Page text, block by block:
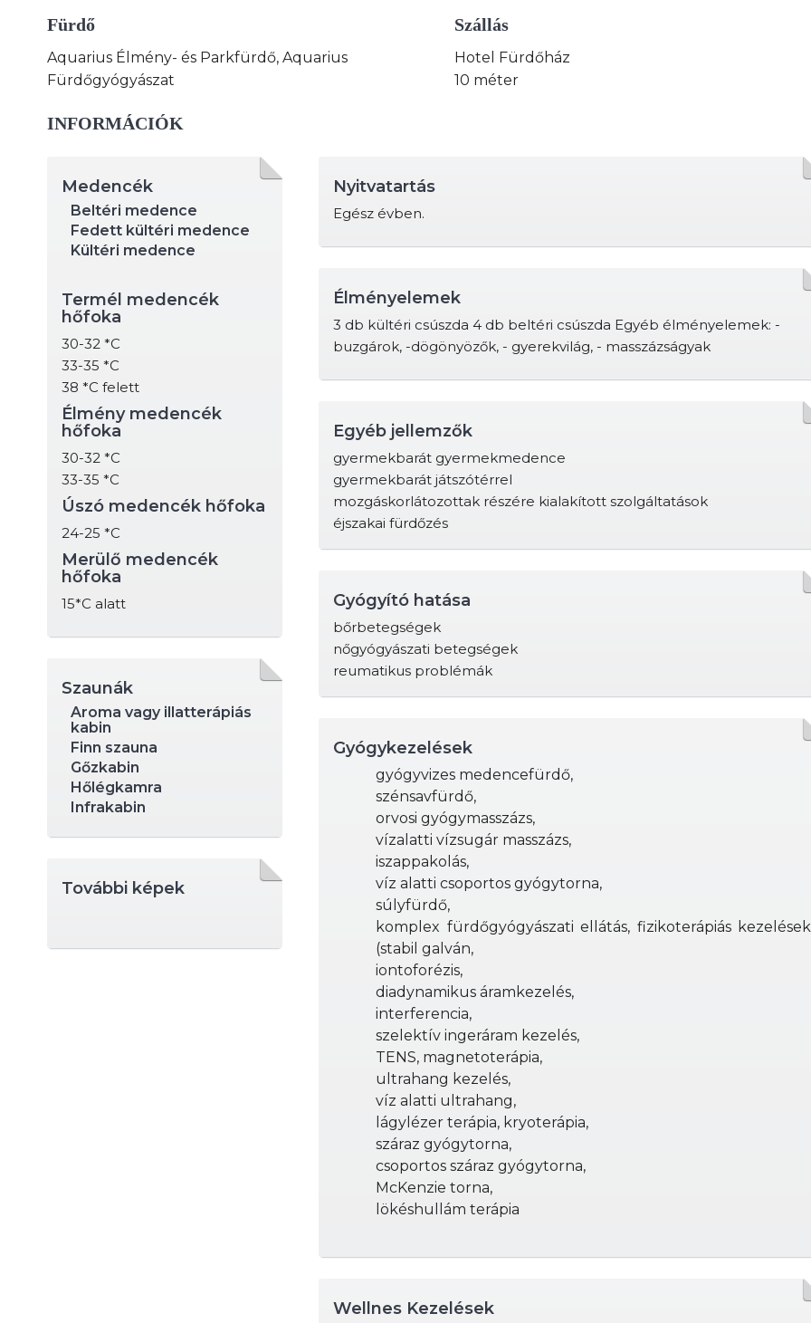
Fürdő
Aquarius Élmény- és Parkfürdő, Aquarius
Fürdőgyógyászat
Szállás
Hotel Fürdőház
10 méter
INFORMÁCIÓK
Medencék
Beltéri medence
Fedett kültéri medence
Kültéri medence
Termél medencék
hőfoka
30-32 *C
33-35 *C
38 *C felett
Élmény medencék
hőfoka
30-32 *C
33-35 *C
Úszó medencék hőfoka
24-25 *C
Merülő medencék
hőfoka
15*C alatt
Szaunák
Aroma vagy illatterápiás
kabin
Finn szauna
Gőzkabin
Hőlégkamra
Infrakabin
További képek
Nyitvatartás
Egész évben.
Élményelemek
3 db kültéri csúszda 4 db beltéri csúszda Egyéb élményelemek: -
buzgárok, -dögönyözők, - gyerekvilág, - masszázságyak
Egyéb jellemzők
gyermekbarát gyermekmedence
gyermekbarát játszótérrel
mozgáskorlátozottak részére kialakított szolgáltatások
éjszakai fürdőzés
Gyógyító hatása
bőrbetegségek
nőgyógyászati betegségek
reumatikus problémák
Gyógykezelések
gyógyvizes medencefürdő,
szénsavfürdő,
orvosi gyógymasszázs,
vízalatti vízsugár masszázs,
iszappakolás,
víz alatti csoportos gyógytorna,
súlyfürdő,
komplex fürdőgyógyászati ellátás, fizikoterápiás kezelések
(stabil galván,
iontoforézis,
diadynamikus áramkezelés,
interferencia,
szelektív ingeráram kezelés,
TENS, magnetoterápia,
ultrahang kezelés,
víz alatti ultrahang,
lágylézer terápia, kryoterápia,
száraz gyógytorna,
csoportos száraz gyógytorna,
McKenzie torna,
lökéshullám terápia
Wellnes Kezelések